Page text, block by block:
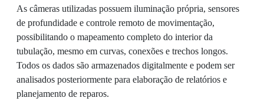
As câmeras utilizadas possuem iluminação própria, sensores
de profundidade e controle remoto de movimentação,
possibilitando o mapeamento completo do interior da
tubulação, mesmo em curvas, conexões e trechos longos.
Todos os dados são armazenados digitalmente e podem ser
analisados posteriormente para elaboração de relatórios e
planejamento de reparos.